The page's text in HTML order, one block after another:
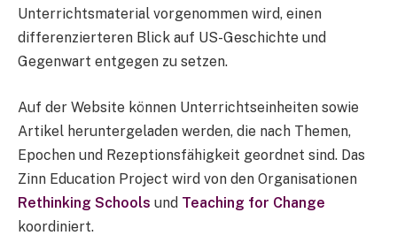
Unterrichtsmaterial vorgenommen wird, einen
differenzierteren Blick auf US-Geschichte und
Gegenwart entgegen zu setzen.
Auf der Website können Unterrichtseinheiten sowie
Artikel heruntergeladen werden, die nach Themen,
Epochen und Rezeptionsfähigkeit geordnet sind. Das
Zinn Education Project wird von den Organisationen
Rethinking Schools und Teaching for Change
koordiniert.